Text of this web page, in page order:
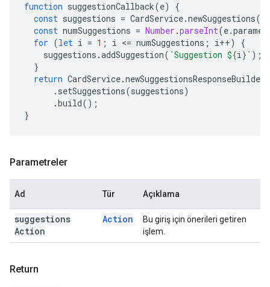
function suggestionCallback(e)
{
const suggestions = CardService.newSuggestions
const numSuggestions = Number .parseInt(e.
for (let i = 1 ; i <= numSuggestions ; i++)
{
suggestions .addSuggestion( `Suggestion ${i} ` );
}
return CardService.newSuggestionsResponseBuilder
. setSuggestions(suggestions)
.build();
}
Parametreler
Ad Tür Açıklama
suggestions
Action
Action
Bu giriş için önerileri getiren
işlem.
Return